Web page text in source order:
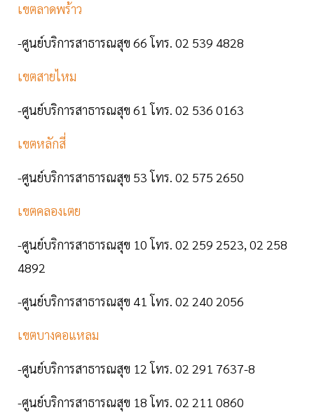
เขตลาดพร้าว
-ศูนย์บริการสาธารณสุข 66 โทร. 02 539 4828
เขตสายไหม
-ศูนย์บริการสาธารณสุข 61 โทร. 02 536 0163
เขตหลักสี่
-ศูนย์บริการสาธารณสุข 53 โทร. 02 575 2650
เขตคลองเตย
-ศูนย์บริการสาธารณสุข 10 โทร. 02 259 2523, 02 258
4892
-ศูนย์บริการสาธารณสุข 41 โทร. 02 240 2056
เขตบางคอแหลม
-ศูนย์บริการสาธารณสุข 12 โทร. 02 291 7637-8
-ศูนย์บริการสาธารณสุข 18 โทร. 02 211 0860